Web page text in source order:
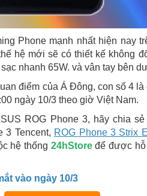
Phone mạnh nhất hiện nay
hệ mới sẽ có thiết kế không
nhanh 65W. và vân tay bên
điểm của Á Đông, con số 4 là
ngày 10/3 theo giờ Việt Nam.
ROG Phone 3, hãy chia
3 Tencent, ROG Phone 3 Strix
hệ thống 24hStoređể được hỗ
vào ngày 10/3